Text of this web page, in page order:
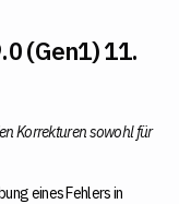
(Gen1) 11.
Korrekturen sowohl für
eines Fehlers in